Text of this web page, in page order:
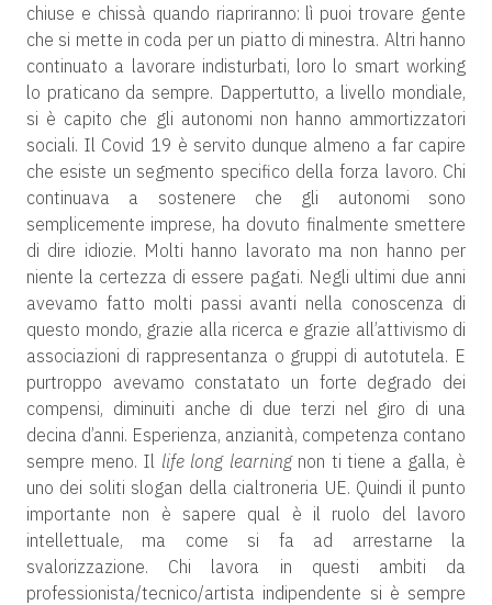
chiuse e chissà quando riapriranno: lì puoi trovare gente
che si mette in coda per un piatto di minestra. Altri hanno
continuato a lavorare indisturbati, loro lo smart working
lo praticano da sempre. Dappertutto, a livello mondiale,
si è capito che gli autonomi non hanno ammortizzatori
sociali. Il Covid 19 è servito dunque almeno a far capire
che esiste un segmento specifico della forza lavoro. Chi
continuava a sostenere che gli autonomi sono
semplicemente imprese, ha dovuto finalmente smettere
di dire idiozie. Molti hanno lavorato ma non hanno per
niente la certezza di essere pagati. Negli ultimi due anni
avevamo fatto molti passi avanti nella conoscenza di
questo mondo, grazie alla ricerca e grazie all’attivismo di
associazioni di rappresentanza o gruppi di autotutela. E
purtroppo avevamo constatato un forte degrado dei
compensi, diminuiti anche di due terzi nel giro di una
decina d’anni. Esperienza, anzianità, competenza contano
sempre meno. Il life long learningnon ti tiene a galla, è
uno dei soliti slogan della cialtroneria UE. Quindi il punto
importante non è sapere qual è il ruolo del lavoro
intellettuale, ma come si fa ad arrestarne la
svalorizzazione. Chi lavora in questi ambiti da
professionista/tecnico/artista indipendente si è sempre